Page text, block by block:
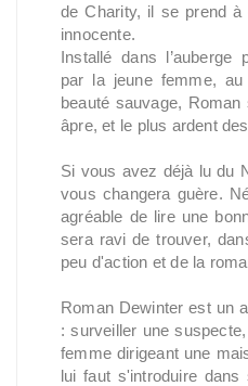
de Charity, il se prend
innocente.
Installé dans l’auberge
par la jeune femme,
beauté sauvage, Roman
âpre, et le plus ardent
Si vous avez déjà lu du
vous changera guère.
agréable de lire une
sera ravi de trouver,
peu d'action et de la
Roman Dewinter est un
: surveiller une
femme dirigeant une
lui faut s'introduire